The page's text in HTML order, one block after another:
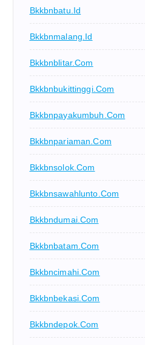
Bkkbnbatu.id
Bkkbnmalang.id
Bkkbnblitar.com
Bkkbnbukittinggi.com
Bkkbnpayakumbuh.com
Bkkbnpariaman.com
Bkkbnsolok.com
Bkkbnsawahlunto.com
Bkkbndumai.com
Bkkbnbatam.com
Bkkbncimahi.com
Bkkbnbekasi.com
Bkkbndepok.com